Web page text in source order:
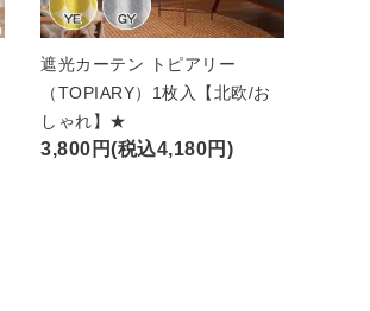
遮光カーテン トピアリー
（TOPIARY）1枚入【北欧/お
しゃれ】★
3,800円(税込4,180円)